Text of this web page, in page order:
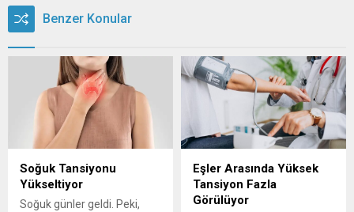
Benzer Konular
Soğuk Tansiyonu
Yükseltiyor
Soğuk günler geldi. Peki,
Eşler Arasında Yüksek
Tansiyon Fazla
Görülüyor